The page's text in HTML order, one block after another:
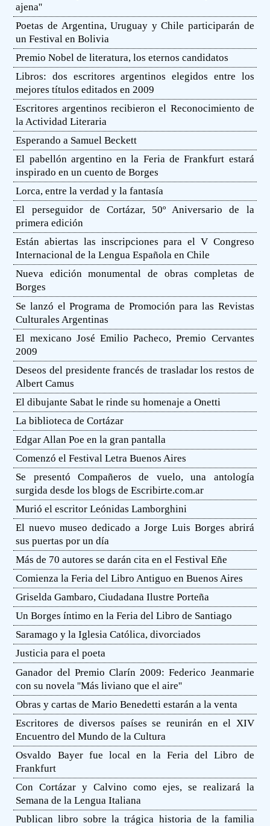
ajena''
Poetas de Argentina, Uruguay y Chile participarán de
un Festival en Bolivia
Premio Nobel de literatura, los eternos candidatos
Libros: dos escritores argentinos elegidos entre los
mejores títulos editados en 2009
Escritores argentinos recibieron el Reconocimiento de
la Actividad Literaria
Esperando a Samuel Beckett
El pabellón argentino en la Feria de Frankfurt estará
inspirado en un cuento de Borges
Lorca, entre la verdad y la fantasía
El perseguidor de Cortázar, 50º Aniversario de la
primera edición
Están abiertas las inscripciones para el V Congreso
Internacional de la Lengua Española en Chile
Nueva edición monumental de obras completas de
Borges
Se lanzó el Programa de Promoción para las Revistas
Culturales Argentinas
El mexicano José Emilio Pacheco, Premio Cervantes
2009
Deseos del presidente francés de trasladar los restos de
Albert Camus
El dibujante Sabat le rinde su homenaje a Onetti
La biblioteca de Cortázar
Edgar Allan Poe en la gran pantalla
Comenzó el Festival Letra Buenos Aires
Se presentó Compañeros de vuelo, una antología
surgida desde los blogs de Escribirte.com.ar
Murió el escritor Leónidas Lamborghini
El nuevo museo dedicado a Jorge Luis Borges abrirá
sus puertas por un día
Más de 70 autores se darán cita en el Festival Eñe
Comienza la Feria del Libro Antiguo en Buenos Aires
Griselda Gambaro, Ciudadana Ilustre Porteña
Un Borges íntimo en la Feria del Libro de Santiago
Saramago y la Iglesia Católica, divorciados
Justicia para el poeta
Ganador del Premio Clarín 2009: Federico Jeanmarie
con su novela ''Más liviano que el aire''
Obras y cartas de Mario Benedetti estarán a la venta
Escritores de diversos países se reunirán en el XIV
Encuentro del Mundo de la Cultura
Osvaldo Bayer fue local en la Feria del Libro de
Frankfurt
Con Cortázar y Calvino como ejes, se realizará la
Semana de la Lengua Italiana
Publican libro sobre la trágica historia de la familia